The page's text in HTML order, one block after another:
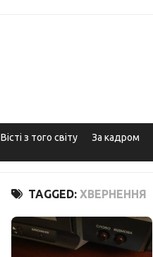
Вісті з того світу За кадром
TAGGED: ХВЕРНЕННЯ